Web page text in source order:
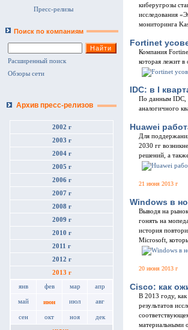
Пресс-релизы
Поиск по компаниям
Расширенный поиск
Обзоры сети
Архив пресс-релизов
2002 г
2003 г
2004 г
2005 г
2006 г
2007 г
2008 г
2009 г
2010 г
2011 г
2012 г
2013 г
янв фев мар апр
май июн июл авг
сен окт ноя дек
киберугрозы
исследования
мониторинга
Fortinet
Компания
которая лежит в
IDC: в I
По данным IDC,
аналогичного
Huawei
Для
2030 гг
решений, а
21 июня 2013 г
Windows в
Выводя на
гонять на
история
Microsoft,
20 июня 2013 г
Cisco: как
В 2013 году,
результатов
материальными